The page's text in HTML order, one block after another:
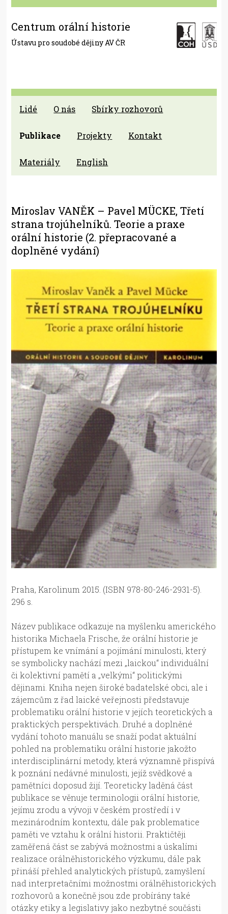
Centrum orální historie
Ústavu pro soudobé dějiny AV ČR
Lidé O nás Sbírky rozhovorů
Publikace Projekty Kontakt
Materiály English
Miroslav VANĚK – Pavel MÜCKE, Třetí
strana trojúhelníků. Teorie a praxe
orální historie (2. přepracované a
doplněné vydání)
Praha, Karolinum 2015. (ISBN 978-80-246-2931-5).
296 s.
Název publikace odkazuje na myšlenku amerického
historika Michaela Frische, že orální historie je
přístupem ke vnímání a pojímání minulosti, který
se symbolicky nachází mezi „laickou“ individuální
či kolektivní pamětí a „velkými“ politickými
dějinami. Kniha nejen široké badatelské obci, ale i
zájemcům z řad laické veřejnosti představuje
problematiku orální historie v jejích teoretických a
praktických perspektivách. Druhé a doplněné
vydání tohoto manuálu se snaží podat aktuální
pohled na problematiku orální historie jakožto
interdisciplinární metody, která významně přispívá
k poznání nedávné minulosti, jejíž svědkové a
pamětníci doposud žijí. Teoreticky laděná část
publikace se věnuje terminologii orální historie,
jejímu zrodu a vývoji v českém prostředí i v
mezinárodním kontextu, dále pak problematice
paměti ve vztahu k orální historii. Praktičtěji
zaměřená část se zabývá možnostmi a úskalími
realizace orálněhistorického výzkumu, dále pak
přináší přehled analytických přístupů, zamyšlení
nad interpretačními možnostmi orálněhistorických
rozhovorů a konečně jsou zde probírány také
otázky etiky a legislativy jako nezbytné součásti